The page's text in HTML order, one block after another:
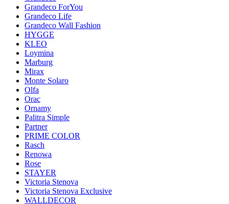
Grandeco ForYou
Grandeco Life
Grandeco Wall Fashion
HYGGE
KLEO
Loymina
Marburg
Mirax
Monte Solaro
Olfa
Orac
Ornamy
Palitra Simple
Partner
PRIME COLOR
Rasch
Renowa
Rose
STAYER
Victoria Stenova
Victoria Stenova Exclusive
WALLDECOR